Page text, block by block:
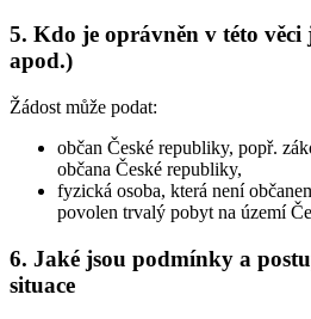
5. Kdo je oprávněn v této věci
apod.)
Žádost může podat:
občan České republiky, popř.
občana České republiky,
fyzická osoba, která není
povolen trvalý pobyt na území
6. Jaké jsou podmínky a
situace